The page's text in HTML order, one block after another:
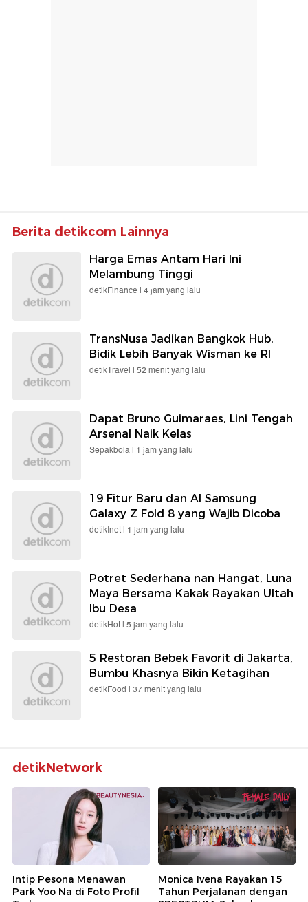
Berita detikcom Lainnya
Harga Emas Antam Hari Ini
Melambung Tinggi
detikFinance | 4 jam yang lalu
TransNusa Jadikan Bangkok Hub,
Bidik Lebih Banyak Wisman ke RI
detikTravel | 52 menit yang lalu
Dapat Bruno Guimaraes, Lini Tengah
Arsenal Naik Kelas
Sepakbola | 1 jam yang lalu
19 Fitur Baru dan AI Samsung
Galaxy Z Fold 8 yang Wajib Dicoba
detikInet | 1 jam yang lalu
Potret Sederhana nan Hangat, Luna
Maya Bersama Kakak Rayakan Ultah
Ibu Desa
detikHot | 5 jam yang lalu
5 Restoran Bebek Favorit di Jakarta,
Bumbu Khasnya Bikin Ketagihan
detikFood | 37 menit yang lalu
detikNetwork
Intip Pesona Menawan
Park Yoo Na di Foto Profil
Monica Ivena Rayakan 15
Tahun Perjalanan dengan